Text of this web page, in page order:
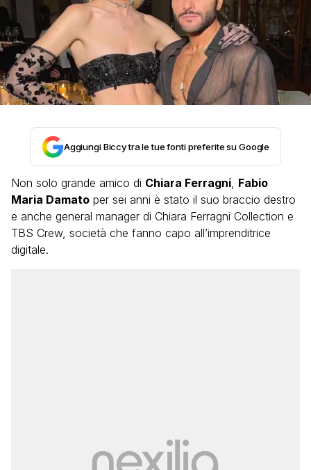
Aggiungi Biccy tra le tue fonti preferite su Google
Non solo grande amico di Chiara Ferragni, Fabio
Maria Damato per sei anni è stato il suo braccio destro
e anche general manager di Chiara Ferragni Collection e
TBS Crew, società che fanno capo all’imprenditrice
digitale.